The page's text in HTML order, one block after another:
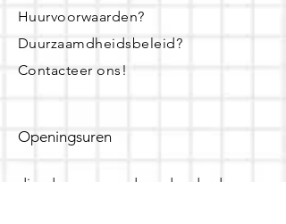
Huurvoorwaarden?
Duurzaamdheidsbeleid?
Contacteer ons!
Openingsuren
dinsdag - woensdag- donderdag: